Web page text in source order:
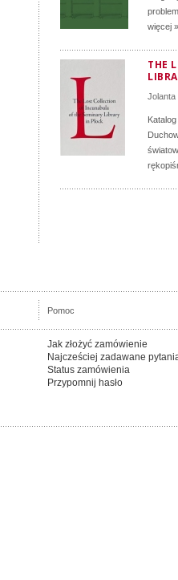
więcej »
THE
Jolanta
Pomoc
Jak złożyć zamówienie
Najcześciej zadawane
Status zamówienia
Przypomnij hasło